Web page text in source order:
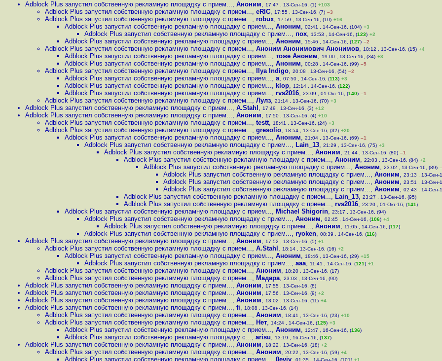
Adblock Plus запустил собственную рекламную площадку с прием..., Аноним, 17:47 , 13-Сен-16, (1) +103
Adblock Plus запустил собственную рекламную площадку с прием..., eRIC, 17:55 , 13-Сен-16, (7) –3
Adblock Plus запустил собственную рекламную площадку с прием..., robux, 17:59 , 13-Сен-16, (10) +16
Adblock Plus запустил собственную рекламную площадку с прием..., Аноним, 02:41 , 14-Сен-16, (104) +3
Adblock Plus запустил собственную рекламную площадку с прием..., пох, 13:53 , 14-Сен-16, (123) +2
Adblock Plus запустил собственную рекламную площадку с прием..., Аноним, 15:46 , 14-Сен-16, (127) –2
Adblock Plus запустил собственную рекламную площадку с прием..., Аноним Анонимович Анонимов, 18:12 , 13-Сен-16, (15) +4
Adblock Plus запустил собственную рекламную площадку с прием..., тоже Аноним, 19:00 , 13-Сен-16, (34) +3
Adblock Plus запустил собственную рекламную площадку с прием..., Аноним, 00:28 , 14-Сен-16, (99) –5
Adblock Plus запустил собственную рекламную площадку с прием..., Ilya Indigo, 20:08 , 13-Сен-16, (54) –2
Adblock Plus запустил собственную рекламную площадку с прием..., a, 07:50 , 14-Сен-16, (113) +3
Adblock Plus запустил собственную рекламную площадку с прием..., klop, 12:14 , 14-Сен-16, (122)
Adblock Plus запустил собственную рекламную площадку с прием..., rvs2016, 23:09 , 01-Окт-16, (140) –1
Adblock Plus запустил собственную рекламную площадку с прием..., Лулз, 21:14 , 13-Сен-16, (70) +3
Adblock Plus запустил собственную рекламную площадку с прием..., A.Stahl , 17:49 , 13-Сен-16, (3) +12
Adblock Plus запустил собственную рекламную площадку с прием..., Аноним, 17:50 , 13-Сен-16, (4) +10
Adblock Plus запустил собственную рекламную площадку с прием..., testt, 18:41 , 13-Сен-16, (24) +3
Adblock Plus запустил собственную рекламную площадку с прием..., gresolio, 18:54 , 13-Сен-16, (32) +20
Adblock Plus запустил собственную рекламную площадку с прием..., Аноним, 21:04 , 13-Сен-16, (69) –1
Adblock Plus запустил собственную рекламную площадку с прием..., Lain_13, 21:29 , 13-Сен-16, (75) +3
Adblock Plus запустил собственную рекламную площадку с прием..., Аноним, 21:44 , 13-Сен-16, (80) –1
Adblock Plus запустил собственную рекламную площадку с прием..., Аноним, 22:03 , 13-Сен-16, (84) +2
Adblock Plus запустил собственную рекламную площадку с прием..., Аноним, 23:02 , 13-Сен-16, (89)
Adblock Plus запустил собственную рекламную площадку с прием..., Аноним, 23:13 , 13-Сен-
Adblock Plus запустил собственную рекламную площадку с прием..., Аноним, 23:51 , 13-Сен-
Adblock Plus запустил собственную рекламную площадку с прием..., Аноним, 02:43 , 14-Сен-
Adblock Plus запустил собственную рекламную площадку с прием..., Lain_13, 23:27 , 13-Сен-16, (95)
Adblock Plus запустил собственную рекламную площадку с прием..., rvs2016, 23:20 , 01-Окт-16, (141)
Adblock Plus запустил собственную рекламную площадку с прием..., Michael Shigorin, 23:17 , 13-Сен-16, (94)
Adblock Plus запустил собственную рекламную площадку с прием..., Аноним, 02:45 , 14-Сен-16, (106) +4
Adblock Plus запустил собственную рекламную площадку с прием..., Аноним, 11:05 , 14-Сен-16, (117)
Adblock Plus запустил собственную рекламную площадку с прием..., ryoken, 08:39 , 14-Сен-16, (116)
Adblock Plus запустил собственную рекламную площадку с прием..., Аноним, 17:52 , 13-Сен-16, (5) +1
Adblock Plus запустил собственную рекламную площадку с прием..., A.Stahl , 18:14 , 13-Сен-16, (16) +2
Adblock Plus запустил собственную рекламную площадку с прием..., Аноним, 18:46 , 13-Сен-16, (29) +15
Adblock Plus запустил собственную рекламную площадку с прием..., aaa, 11:41 , 14-Сен-16, (121) +1
Adblock Plus запустил собственную рекламную площадку с прием..., Аноним, 18:20 , 13-Сен-16, (17)
Adblock Plus запустил собственную рекламную площадку с прием..., Мадара, 23:03 , 13-Сен-16, (90)
Adblock Plus запустил собственную рекламную площадку с прием..., Аноним, 17:55 , 13-Сен-16, (8)
Adblock Plus запустил собственную рекламную площадку с прием..., Аноним, 17:56 , 13-Сен-16, (9) +2
Adblock Plus запустил собственную рекламную площадку с прием..., Аноним, 18:02 , 13-Сен-16, (11) +4
Adblock Plus запустил собственную рекламную площадку с прием..., fi, 18:08 , 13-Сен-16, (14)
Adblock Plus запустил собственную рекламную площадку с прием..., Аноним, 18:41 , 13-Сен-16, (23) +10
Adblock Plus запустил собственную рекламную площадку с прием..., Нет, 14:24 , 14-Сен-16, (125) +3
Adblock Plus запустил собственную рекламную площадку с прием..., Аноним, 12:47 , 16-Сен-16, (136)
Adblock Plus запустил собственную рекламную площадку с..., arisu, 13:19 , 16-Сен-16, (137)
Adblock Plus запустил собственную рекламную площадку с прием..., Аноним, 18:22 , 13-Сен-16, (18) +2
Adblock Plus запустил собственную рекламную площадку с прием..., Аноним, 20:22 , 13-Сен-16, (59) +4
Adblock Plus запустил собственную рекламную площадку с прием..., 0eviy, 01:35 , 14-Сен-16, (101) +1